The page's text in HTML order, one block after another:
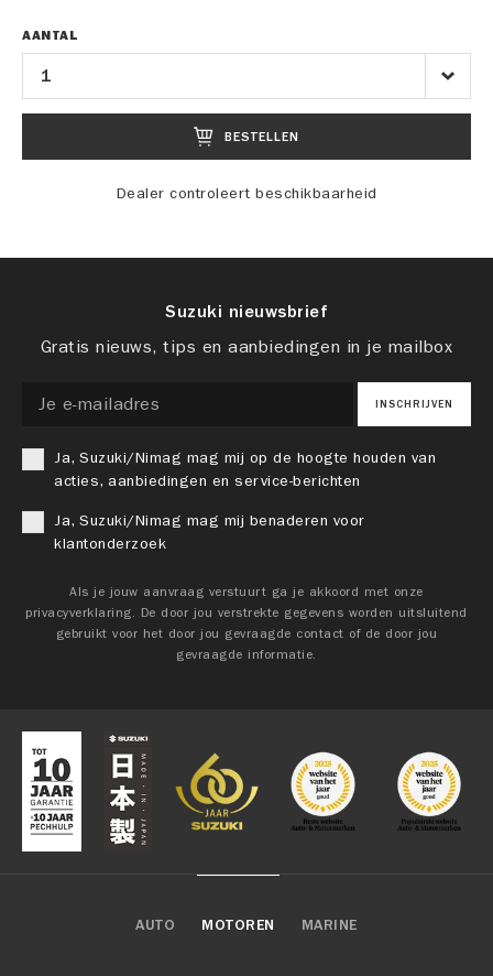
AANTAL
BESTELLEN
Dealer controleert beschikbaarheid
Suzuki nieuwsbrief
Gratis nieuws, tips en aanbiedingen in je mailbox
INSCHRIJVEN
Ja, Suzuki/Nimag mag mij op de hoogte houden van
acties, aanbiedingen en service-berichten
Ja, Suzuki/Nimag mag mij benaderen voor
klantonderzoek
Als je jouw aanvraag verstuurt ga je akkoord met onze
privacyverklaring. De door jou verstrekte gegevens worden uitsluitend
gebruikt voor het door jou gevraagde contact of de door jou
gevraagde informatie.
AUTO MOTOREN MARINE